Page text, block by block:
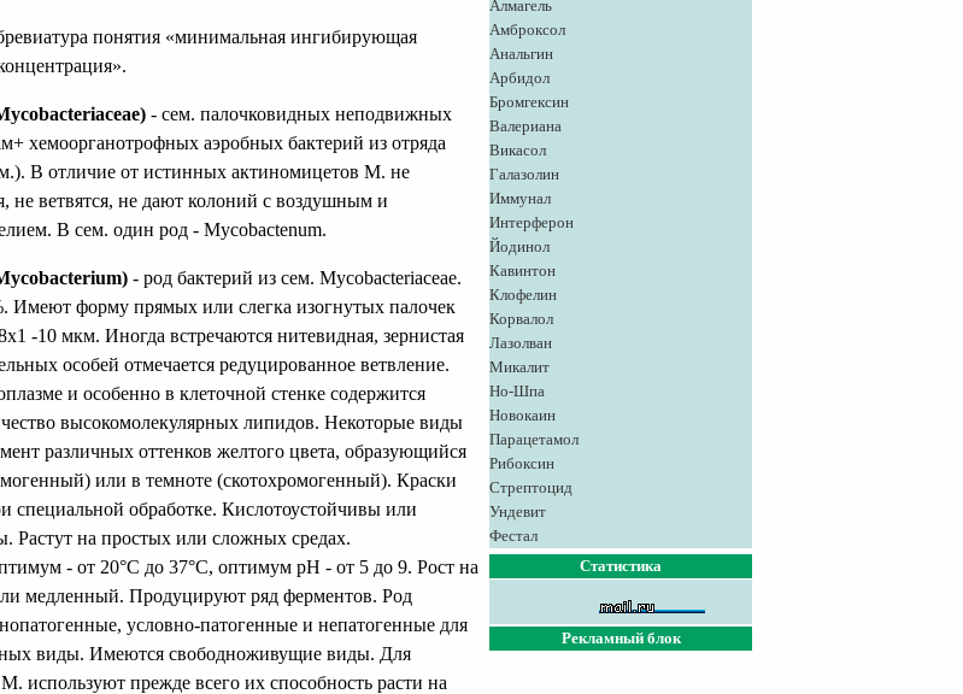
понятия «минимальная ингибирующая
- сем. палочковидных неподвижных
хемоорганотрофных аэробных бактерий из отряда
В отличие от истинных актиномицетов М. не
не ветвятся, не дают колоний с воздушным и
В сем. один род - Mycobactenum.
- род бактерий из сем. Mycobacteriaceae.
Имеют форму прямых или слегка изогнутых палочек
-10 мкм. Иногда встречаются нитевидная, зернистая
особей отмечается редуцированное ветвление.
и особенно в клеточной стенке содержится
высокомолекулярных липидов. Некоторые виды
различных оттенков желтого цвета, образующийся
или в темноте (скотохромогенный). Краски
специальной обработке. Кислотоустойчивы или
Растут на простых или сложных средах.
- от 20°С до 37°С, оптимум рН - от 5 до 9. Рост на
медленный. Продуцируют ряд ферментов. Род
условно-патогенные и непатогенные для
виды. Имеются свободноживущие виды. Для
используют прежде всего их способность расти на
Алмагель
Амброксол
Анальгин
Арбидол
Бромгексин
Валериана
Викасол
Галазолин
Иммунал
Интерферон
Йодинол
Кавинтон
Клофелин
Корвалол
Лазолван
Микалит
Но-Шпа
Новокаин
Парацетамол
Рибоксин
Стрептоцид
Ундевит
Фестал
Статистика
Рекламный блок